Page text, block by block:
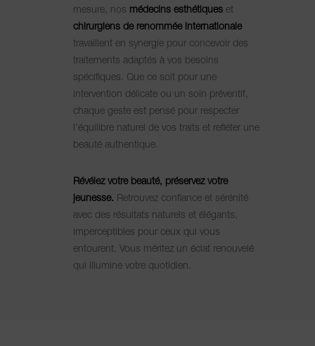
mesure, nos médecins esthétiques et
chirurgiens de renommée internationale
travaillent en synergie pour concevoir des
traitements adaptés à vos besoins
spécifiques. Que ce soit pour une
intervention délicate ou un soin préventif,
chaque geste est pensé pour respecter
l’équilibre naturel de vos traits et refléter une
beauté authentique.
Révélez votre beauté, préservez votre
jeunesse. Retrouvez confiance et sérénité
avec des résultats naturels et élégants,
imperceptibles pour ceux qui vous
entourent. Vous méritez un éclat renouvelé
qui illumine votre quotidien.